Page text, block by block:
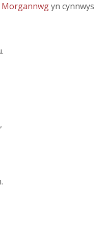
Morgannwgyn cynnwys